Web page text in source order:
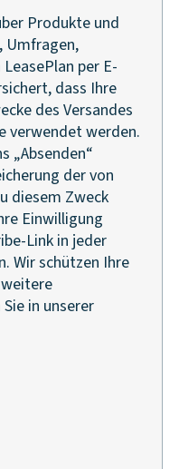
Produkte und
Umfragen,
per E-
dass Ihre
des Versandes
verwendet werden.
„Absenden“
der von
diesem Zweck
Einwilligung
Link in jeder
Wir schützen Ihre
in unserer